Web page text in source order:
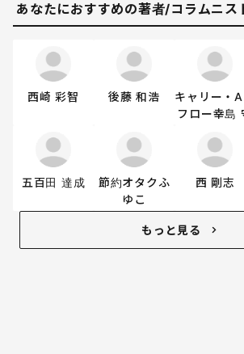
あなたにおすすめの著者/コラムニス
西崎 彩智 後藤 和浩
キャリー・A
フロー幸島
五百田 達成
節約オタクふ
ゆこ
西 剛志
もっと見る